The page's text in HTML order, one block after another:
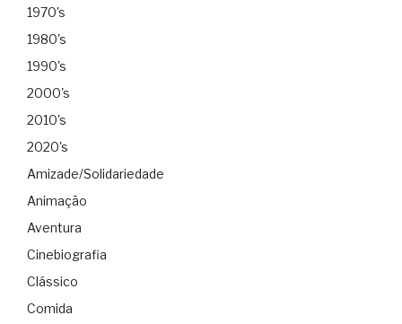
1970's
1980's
1990's
2000's
2010's
2020's
Amizade/Solidariedade
Animação
Aventura
Cinebiografia
Clássico
Comida